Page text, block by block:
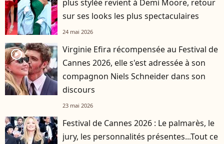
plus stylée revient à Demi Moore, retour
sur ses looks les plus spectaculaires
24 mai 2026
player2
Virginie Efira récompensée au Festival de
Cannes 2026, elle s'est adressée à son
compagnon Niels Schneider dans son
discours
23 mai 2026
Festival de Cannes 2026 : Le palmarès, le
jury, les personnalités présentes...Tout ce